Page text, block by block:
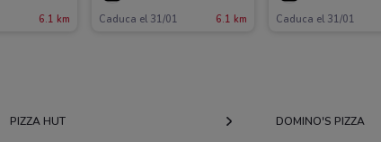
6.1 km Caduca el 31/01 6.1 km Caduca el 31/01
PIZZA HUT DOMINO'S PIZZA